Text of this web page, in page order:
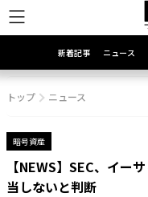
新着記事 ニュース
トップ ニュース
暗号資産
【NEWS】SEC、イ
当しないと判断